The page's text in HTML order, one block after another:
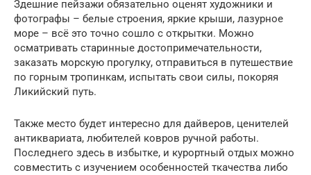
Здешние пейзажи обязательно оценят художники и
фотографы – белые строения, яркие крыши, лазурное
море – всё это точно сошло с открытки. Можно
осматривать старинные достопримечательности,
заказать морскую прогулку, отправиться в путешествие
по горным тропинкам, испытать свои силы, покоряя
Ликийский путь.
Также место будет интересно для дайверов, ценителей
антиквариата, любителей ковров ручной работы.
Последнего здесь в избытке, и курортный отдых можно
совместить с изучением особенностей ткачества либо